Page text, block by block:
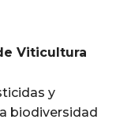
Viticultura
y
biodiversidad